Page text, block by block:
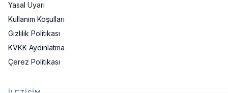
Yasal Uyarı
Kullanım Koşulları
Gizlilik Politikası
KVKK Aydınlatma
Çerez Politikası